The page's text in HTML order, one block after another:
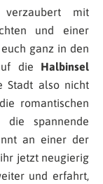
mit
und einer
ganz in den
die Halbinsel
Stadt also nicht
romantischen
spannende
an einer der
jetzt neugierig
und erfahrt,